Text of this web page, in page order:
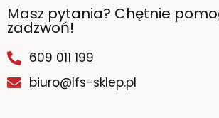
Masz pytania? Chętnie
zadzwoń!
609 011 199
biuro@lfs-sklep.pl